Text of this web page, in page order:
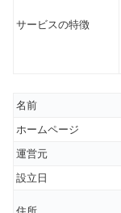
サービスの特徴
名前
ホームページ
運営元
設立日